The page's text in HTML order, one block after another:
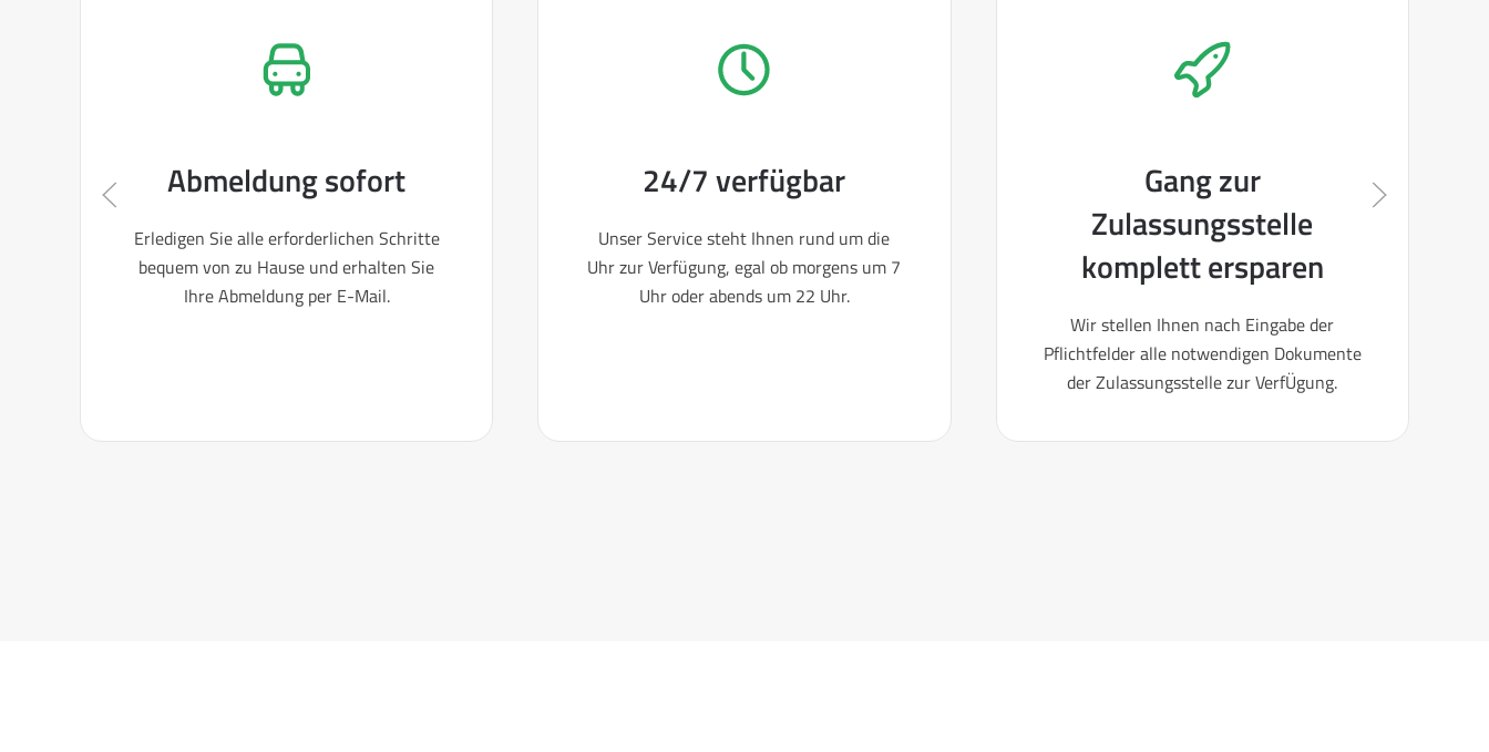
Abmeldung sofort
Erledigen Sie alle erforderlichen Schritte
bequem von zu Hause und erhalten Sie
Ihre Abmeldung per E-Mail.
24/7 verfügbar
Unser Service steht Ihnen rund um die
Uhr zur Verfügung, egal ob morgens um 7
Uhr oder abends um 22 Uhr.
Gang zur
Zulassungsstelle
komplett ersparen
Wir stellen Ihnen nach Eingabe der
Pflichtfelder alle notwendigen Dokumente
der Zulassungsstelle zur VerfÜgung.